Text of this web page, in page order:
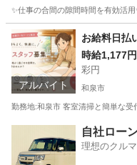
✨仕事の合間の隙間時間を有効活
大阪 和泉市 接客 土日
アルバイト
お給料日払
時給1,177円
彩円
和泉市
勤務地:和泉市 客室清掃と簡単な
旅館 給
自社ロー
理想のクル